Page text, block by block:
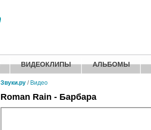
ВИДЕОКЛИПЫ АЛЬБОМЫ
Звуки.ру / Видео
Roman Rain - Барбара